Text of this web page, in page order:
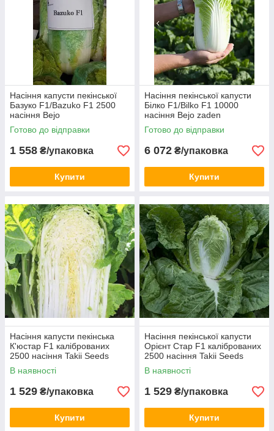
Насіння капусти пекінської
Базуко F1/Bazuko F1 2500
насіння Bejo
Готово до відправки
1 558 ₴/упаковка
Купити
Насіння пекінської капусти
Білко F1/Bilko F1 10000
насіння Bejo zaden
Готово до відправки
6 072 ₴/упаковка
Купити
Насіння капусти пекінська
К'юстар F1 каліброваних
2500 насіння Takii Seeds
В наявності
1 529 ₴/упаковка
Купити
Насіння пекінської капусти
Орієнт Стар F1 каліброваних
2500 насіння Takii Seeds
В наявності
1 529 ₴/упаковка
Купити